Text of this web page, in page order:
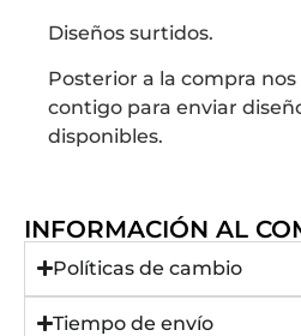
Diseños surtidos.
Posterior a la compra
contigo para enviar
disponibles.
INFORMACIÓN AL
Políticas de cambio
Tiempo de envío